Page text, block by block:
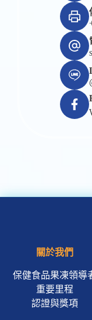
關於我們
保健食品果凍領導
重要里程
認證與獎項